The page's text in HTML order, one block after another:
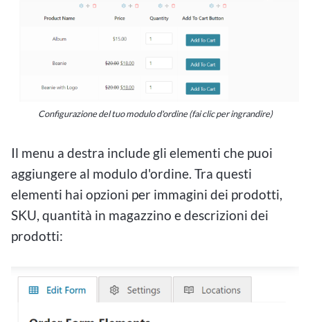
Configurazione del tuo modulo d'ordine (fai clic per ingrandire)
Il menu a destra include gli elementi che puoi
aggiungere al modulo d'ordine. Tra questi
elementi hai opzioni per immagini dei prodotti,
SKU, quantità in magazzino e descrizioni dei
prodotti: